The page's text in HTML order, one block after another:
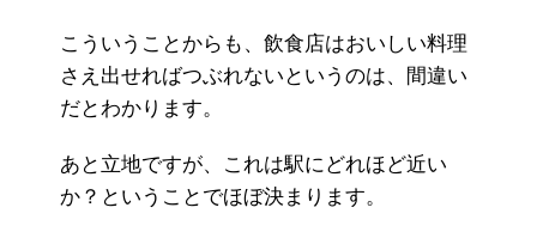
こういうことからも、飲食店はおいしい料理
さえ出せればつぶれないというのは、間違い
だとわかります。
あと立地ですが、これは駅にどれほど近い
か？ということでほぼ決まります。